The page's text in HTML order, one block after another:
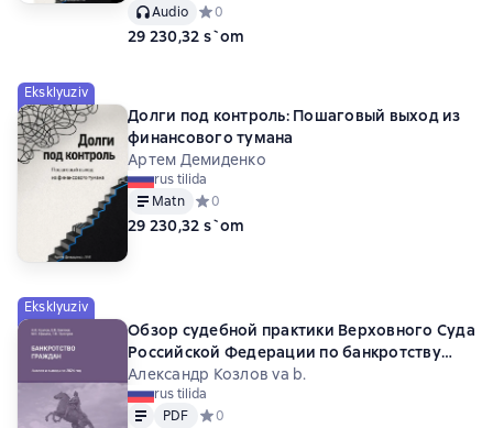
Audio
Средний рейтинг 0 на основе 0 оценок
0
29 230,32 s`om
Eksklyuziv
Долги под контроль: Пошаговый выход из
финансового тумана
Артем Демиденко
rus tilida
Matn
Средний рейтинг 0 на основе 0 оценок
0
29 230,32 s`om
Eksklyuziv
Обзор судебной практики Верховного Суда
Российской Федерации по банкротству
физических лиц за 2024 год
Александр Козлов va b.
rus tilida
Matn
PDF
PDF Средний рейтинг 0 на основе 0 оценок
0